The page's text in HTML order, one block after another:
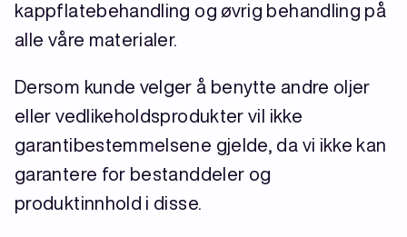
kappflatebehandling og øvrig behandling på
alle våre materialer.
Dersom kunde velger å benytte andre oljer
eller vedlikeholdsprodukter vil ikke
garantibestemmelsene gjelde, da vi ikke kan
garantere for bestanddeler og
produktinnhold i disse.